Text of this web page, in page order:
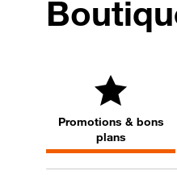
Promotions & bons
plans
et atteindre les résultats